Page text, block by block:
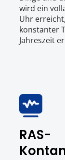
wird ein
Uhr
konstanter
Jahreszeit
RAS-